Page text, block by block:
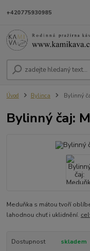
+420775930985
Úvod Bylinca Bylinný
Bylinný čaj:
Meduňka s mátou tvoří
lahodnou chuť i uklidnění.
Dostupnost
skladem